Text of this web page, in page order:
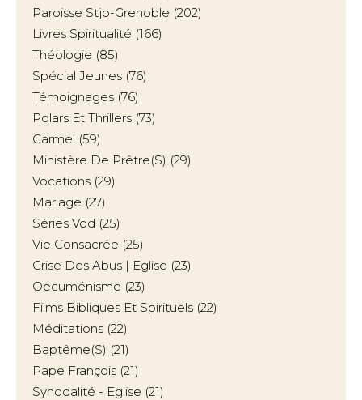
Paroisse Stjo-Grenoble (202)
Livres Spiritualité (166)
Théologie (85)
Spécial Jeunes (76)
Témoignages (76)
Polars Et Thrillers (73)
Carmel (59)
Ministère De Prêtre(s) (29)
Vocations (29)
Mariage (27)
Séries Vod (25)
Vie Consacrée (25)
Crise Des Abus | Eglise (23)
Oecuménisme (23)
Films Bibliques Et Spirituels (22)
Méditations (22)
Baptême(s) (21)
Pape François (21)
Synodalité - Eglise (21)